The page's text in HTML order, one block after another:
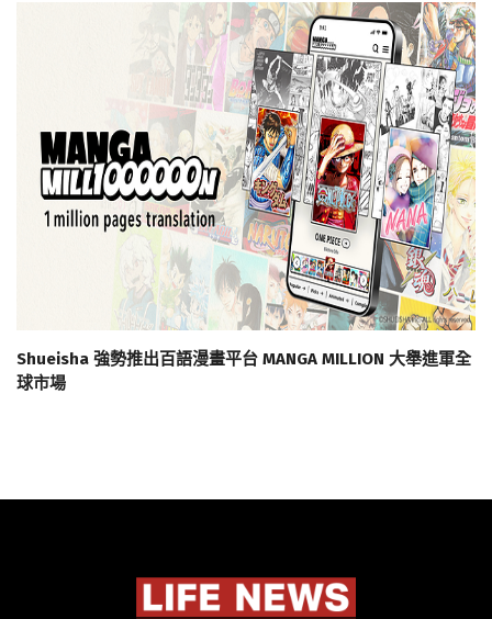
Shueisha 強勢推出百語漫畫平台 MANGA MILLION 大舉進軍全
球市場